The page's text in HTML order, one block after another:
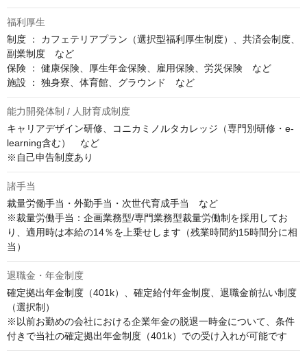
福利厚生
制度 ： カフェテリアプラン（選択型福利厚生制度）、共済会制度、
副業制度　など
保険 ： 健康保険、厚生年金保険、雇用保険、労災保険　など
施設 ： 独身寮、体育館、グラウンド　など
能力開発体制 / 人財育成制度
キャリアデザイン研修、コニカミノルタカレッジ（専門別研修・e-
learning含む）　など
※自己申告制度あり
諸手当
裁量労働手当・外勤手当・次世代育成手当　など
※裁量労働手当：企画業務型/専門業務型裁量労働制を採用してお
り、適用時は本給の14％を上乗せします（残業時間約15時間分に相
当）
退職金・年金制度
確定拠出年金制度（401k）、確定給付年金制度、退職金前払い制度
（選択制）
※以前お勤めの会社における企業年金の脱退一時金について、条件
付きで当社の確定拠出年金制度（401k）での受け入れが可能です